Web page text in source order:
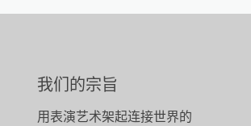
我们的宗旨
用表演艺术架起连接世界的